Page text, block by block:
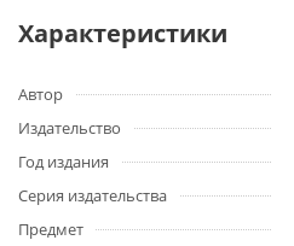
Характеристики
Автор
Издательство
Год издания
Серия издательства
Предмет